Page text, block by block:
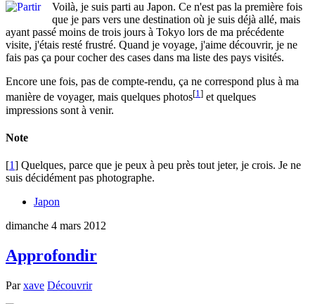
Voilà, je suis parti au Japon. Ce n'est pas la première fois
que je pars vers une destination où je suis déjà allé, mais
ayant passé moins de trois jours à Tokyo lors de ma précédente
visite, j'étais resté frustré. Quand je voyage, j'aime découvrir, je ne
fais pas ça pour cocher des cases dans ma liste des pays visités.
Encore une fois, pas de compte-rendu, ça ne correspond plus à ma
manière de voyager, mais quelques photos[1] et quelques
impressions sont à venir.
Note
[1] Quelques, parce que je peux à peu près tout jeter, je crois. Je ne
suis décidément pas photographe.
Japon
dimanche 4 mars 2012
Approfondir
Parxave Découvrir